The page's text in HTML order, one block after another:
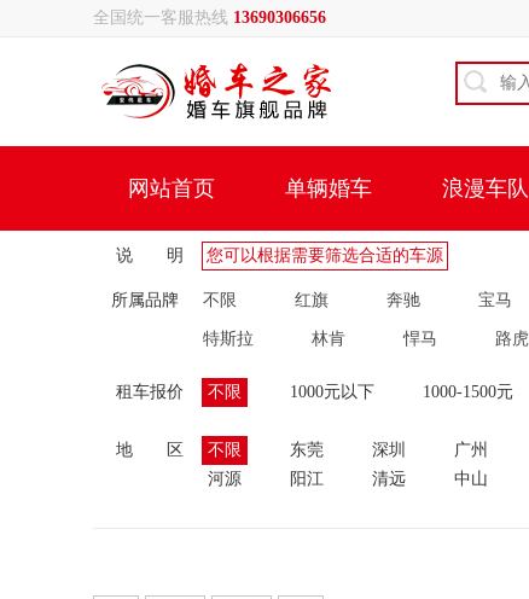
全国统一客服热线 13690306656
网站首页 单辆婚车 浪漫车队
说 明 您可以根据需要筛选合适的车源
所属品牌 不限 红旗 奔驰 宝马
特斯拉 林肯 悍马 路虎
租车报价 不限 1000元以下 1000-1500元
地 区 不限 东莞 深圳 广州
河源
阳江 清远 中山